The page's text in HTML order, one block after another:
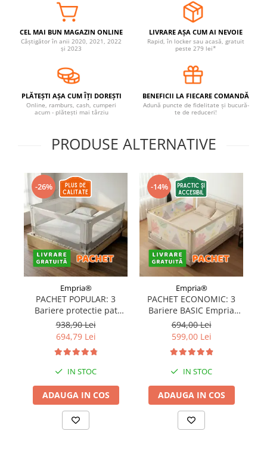
Covorase ortopedice senzoriale
Cuburi magnetice JollyHeap®
Rechizite scolare
Stikere decorative si covoare
Stickere decorative
Covorase de joaca
Ingrijire adulti
Carduri Cadou
Propuneri Cadou
Produse Sub 50 Lei
Resigilate
CEL MAI BUN MAGAZIN ONLINE
Câștigător în anii 2020, 2021, 2022
și 2023
LIVRARE AȘA CUM AI NEVOIE
Rapid, în locker sau acasă, gratuit
peste 279 lei*
PLĂTEȘTI AȘA CUM ÎȚI DOREȘTI
Online, ramburs, cash, cumperi
acum - plătești mai târziu
BENEFICII LA FIECARE COMANDĂ
Adună puncte de fidelitate și bucură-
te de reduceri!
PRODUSE ALTERNATIVE
-26%
Empria®
PACHET POPULAR: 3
Bariere protectie pat
copii, SELECT, 160x200
cm
938,90 Lei
694,79 Lei
IN STOC
ADAUGA IN COS
-14%
Empria®
PACHET ECONOMIC: 3
Bariere BASIC Empria
protectie pat 160X200 cm
+ bara stabilizatoare
694,00 Lei
599,00 Lei
IN STOC
ADAUGA IN COS